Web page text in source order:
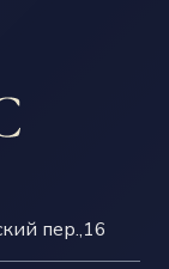
пер.,16